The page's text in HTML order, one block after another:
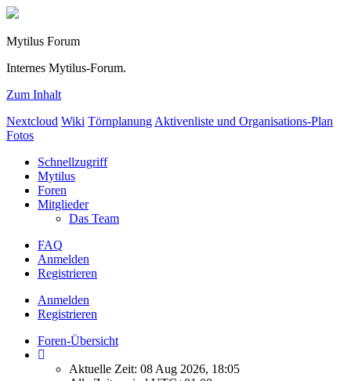
Mytilus Forum
Internes Mytilus-Forum.
Zum Inhalt
Nextcloud Wiki Törnplanung Aktivenliste und Organisations-Plan
Fotos
Schnellzugriff
Mytilus
Foren
Mitglieder
Das Team
FAQ
Anmelden
Registrieren
Anmelden
Registrieren
Foren-Übersicht
Aktuelle Zeit: 08 Aug 2026, 18:05